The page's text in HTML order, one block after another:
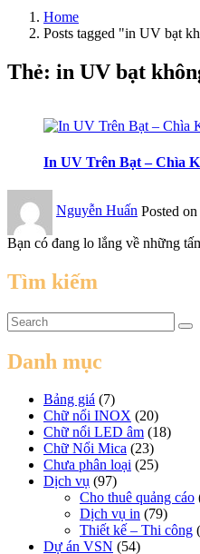
Home
Posts tagged "in UV bạt
Thẻ: in UV bạt
In UV Trên Bạt – Chìa
Nguyễn Huấn Posted on
Bạn có đang lo lắng về những
Tìm kiếm
Danh mục
Bảng giá (7)
Chữ nổi INOX (20)
Chữ nổi LED âm (18)
Chữ Nổi Mica (23)
Chưa phân loại (25)
Dịch vụ (97)
Cho thuê quảng cáo
Dịch vụ in (79)
Thiết kế – Thi công
Dự án VSN (54)